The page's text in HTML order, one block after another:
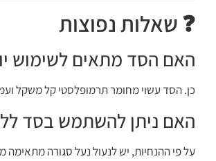
❓ שאלות נפוצות
האם הסד מתאים לשימוש
כן. הסד עשוי מחומר תרמופלסטי קל משקל
האם ניתן להשתמש בסד
על פי ההנחיות, יש לנעול נעל סגורה מתאימה